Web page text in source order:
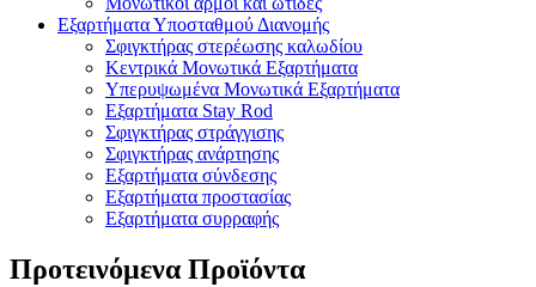
Εξαρτήματα Υποσταθμού Διανομής
Σφιγκτήρας στερέωσης καλωδίου
Κεντρικά Μονωτικά Εξαρτήματα
Υπερυψωμένα Μονωτικά Εξαρτήματα
Εξαρτήματα Stay Rod
Σφιγκτήρας στράγγισης
Σφιγκτήρας ανάρτησης
Εξαρτήματα σύνδεσης
Εξαρτήματα προστασίας
Εξαρτήματα συρραφής
Προτεινόμενα Προϊόντα